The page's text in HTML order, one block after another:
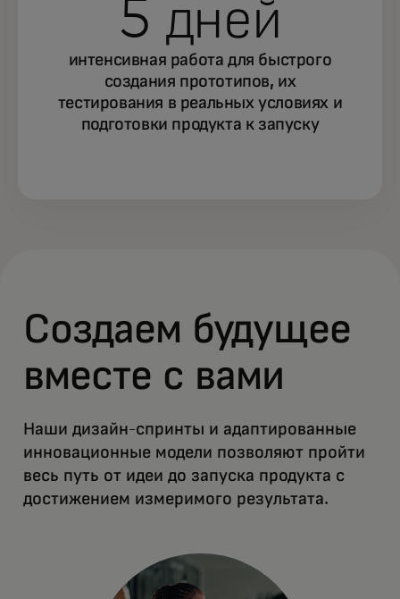
5 дней
интенсивная работа для быстрого
создания прототипов, их
тестирования в реальных условиях и
подготовки продукта к запуску
Создаем будущее
вместе с вами
Наши дизайн-спринты и адаптированные
инновационные модели позволяют пройти
весь путь от идеи до запуска продукта с
достижением измеримого результата.